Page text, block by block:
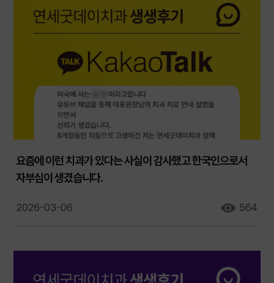
요즘에 이런 치과가 있다는 사실이 감사했고 한국인으로서
자부심이 생겼습니다.
2026-03-06 564